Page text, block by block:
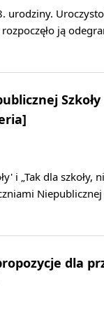
urodziny.
ją
i „Tak dla
dla